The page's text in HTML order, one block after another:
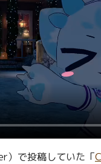
で投稿していた「